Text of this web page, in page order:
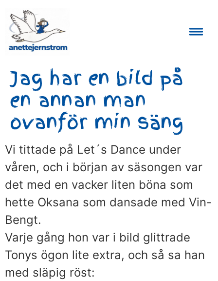
Jag har en bild på
en annan man
ovanför min säng
Vi tittade på Let´s Dance under
våren, och i början av säsongen var
det med en vacker liten böna som
hette Oksana som dansade med Vin-
Bengt.
Varje gång hon var i bild glittrade
Tonys ögon lite extra, och så sa han
med släpig röst: